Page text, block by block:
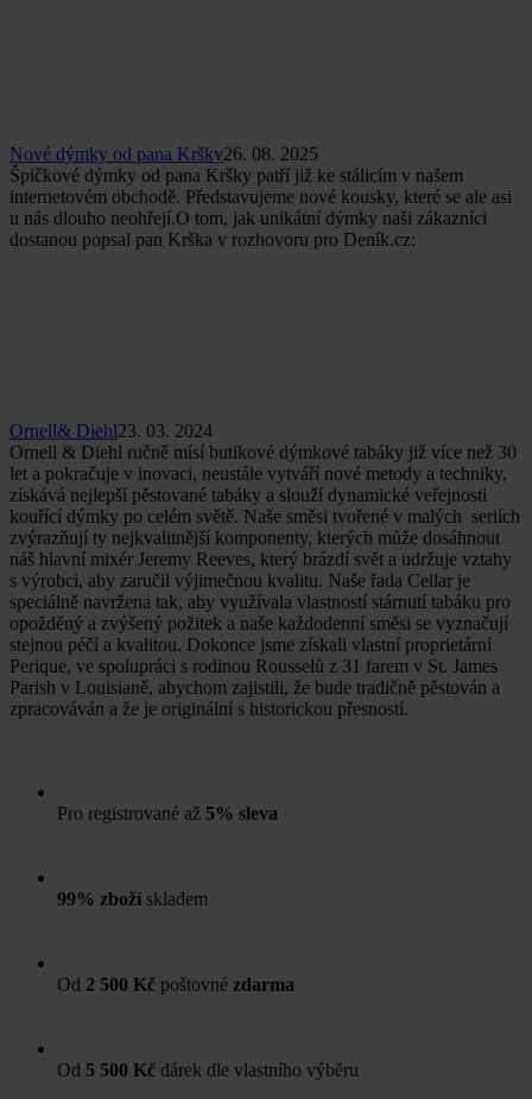
Nové dýmky od pana Kršky26. 08. 2025
Špičkové dýmky od pana Kršky patří již ke stálicím v našem
internetovém obchodě. Představujeme nové kousky, které se ale asi
u nás dlouho neohřejí.O tom, jak unikátní dýmky naši zákazníci
dostanou popsal pan Krška v rozhovoru pro Deník.cz:
Ornell& Diehl23. 03. 2024
Ornell & Diehl ručně mísí butikové dýmkové tabáky již více než 30
let a pokračuje v inovaci, neustále vytváří nové metody a techniky,
získává nejlepší pěstované tabáky a slouží dynamické veřejnosti
kouřící dýmky po celém světě. Naše směsi tvořené v malých seriích
zvýrazňují ty nejkvalitnější komponenty, kterých může dosáhnout
náš hlavní mixér Jeremy Reeves, který brázdí svět a udržuje vztahy
s výrobci, aby zaručil výjimečnou kvalitu. Naše řada Cellar je
speciálně navržena tak, aby využívala vlastností stárnutí tabáku pro
opožděný a zvýšený požitek a naše každodenní směsi se vyznačují
stejnou péčí a kvalitou. Dokonce jsme získali vlastní proprietární
Perique, ve spolupráci s rodinou Rousselů z 31 farem v St. James
Parish v Louisianě, abychom zajistili, že bude tradičně pěstován a
zpracováván a že je originální s historickou přesností.
Pro registrované až 5% sleva
99% zboží skladem
Od 2 500 Kč poštovné zdarma
Od 5 500 Kč dárek dle vlastního výběru